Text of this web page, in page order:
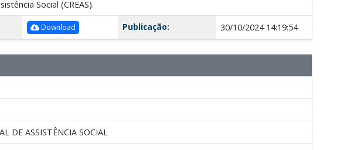
Social (CREAS).
Download Publicação: 30/10/2024 14:19:54
DE ASSISTÊNCIA SOCIAL